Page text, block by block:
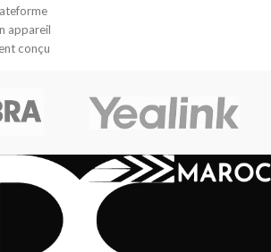
appareil
conçu